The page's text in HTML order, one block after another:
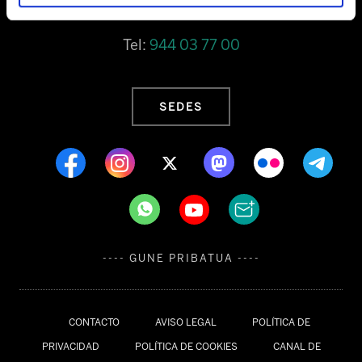
CONTACTO AVISO LEGAL POLÍTICA DE
PRIVACIDAD POLÍTICA DE COOKIES CANAL DE
Tel: 944 03 77 00
SEDES
---- GUNE PRIBATUA ----